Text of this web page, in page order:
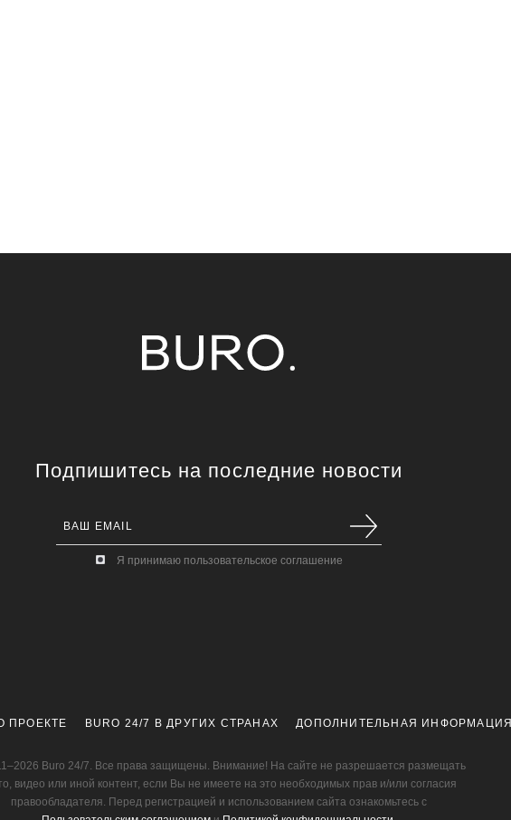
Подпишитесь на последние новости
Я принимаю пользовательское соглашение
ПРОЕКТЕ BURO 24/7 В ДРУГИХ СТРАНАХ ДОПОЛНИТЕЛЬНАЯ ИНФОРМАЦИЯ
Buro 24/7. Все права защищены. Внимание! На сайте не разрешается размещать
видео или иной контент, если Вы не имеете на это необходимых прав и/или согласия
правообладателя. Перед регистрацией и использованием сайта ознакомьтесь с